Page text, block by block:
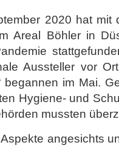
2020 hat mit
Areal Böhler in
Aussteller vor
begannen im Mai.
Hygiene- und
mussten
angesichts